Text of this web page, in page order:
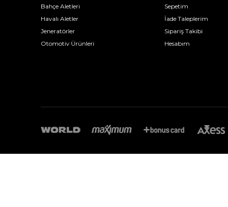
Bahçe Aletleri
Havalı Aletler
Jeneratörler
Otomotiv Ürünleri
Sepetim
İade Taleplerim
Sipariş Takibi
Hesabım